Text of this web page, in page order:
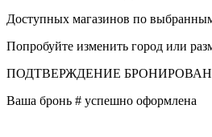
Доступных магазинов по
Попробуйте изменить город или
ПОДТВЕРЖДЕНИЕ
Ваша бронь # успешно оформлена